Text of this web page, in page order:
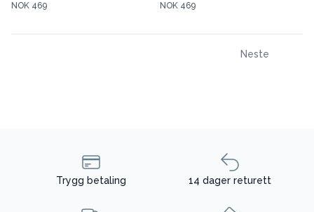
NOK 469 NOK 469
Neste
Trygg betaling 14 dager returett